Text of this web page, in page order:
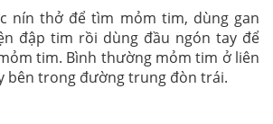
nín thở để tìm mỏm tim, dùng gan
đập tim rồi dùng đầu ngón tay để
tim. Bình thường mỏm tim ở liên
bên trong đường trung đòn trái.